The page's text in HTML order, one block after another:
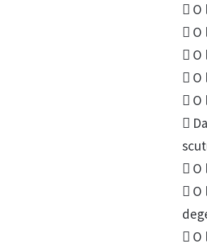
 O
 O
 O
 O
 O

 O
 O
 O